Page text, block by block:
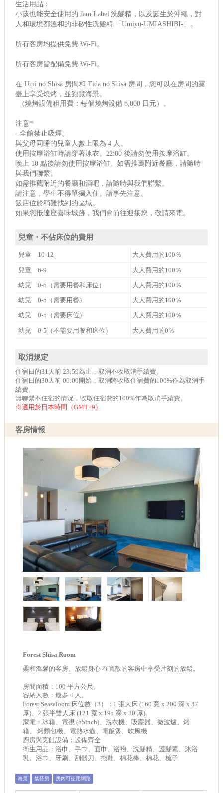
生活用品：
小孩也能安全使用的 Jam Label 洗髮精，以及誕生於沖繩，對
人和環境都溫和的非矽性洗髮精 「Umiyu-UMIASHIBI-」。
所有客房均提供免費 Wi-Fi。
所有客房皆配備免費 Wi-Fi。
在 Umi no Shisa 房間和 Tida no Shisa 房間，您可以在房間的露
臺上享受燒烤，並飽覽海景。
(燒烤設備租用費：每個燒烤設備 8,000 日元）。
注意*
- 全館禁止吸煙。
與父母同睡的兒童人數上限為 4 人。
使用按摩浴缸時請穿著泳衣。22:00 後請勿使用按摩浴缸。
晚上 10 點後請勿使用按摩浴缸。如需推薦附近餐廳，請隨時
與我們聯繫。
如需推薦附近的餐廳和酒吧，請隨時與我們聯繫。
請注意，學生不得單獨入住。請事先注意。
飯店位於稍難找到的區域。
如果您抵達座喜味城跡，我們會前往迎接您，敬請來電。
兒童・不佔床位的費用
兒童 10-12 大人費用的100％
兒童 6-9 大人費用的100％
幼兒 0-5（需要用餐和床位） 大人費用的100％
幼兒 0-5（需要用餐） 大人費用的100％
幼兒 0-5（需要床位） 大人費用的100％
幼兒 0-5（不需要用餐和床位） 大人費用的0％
取消規定
住宿日的31天前 23:59為止，取消不收取消手續費。
住宿日的30天前 00:00開始，取消將收取住宿費的100%作為取消手
續費。
無聯繫不住宿的情況，收取住宿費的100%作為取消手續費。
※適用於日本時間（GMT+9）
客房情報
Forest Shisa Room
柔和溫馨的客房。放鬆身心 在寬敞的客房中享受片刻的放鬆。
房間面積：100 平方公尺。
容納人數：最多 4 人。
Forest Seasaloom 床位數（3）：1 張大床 (160 寬 x 200 深 x 37
厚)、2 張半雙人床 (121 寬 x 195 深 x 30 厚)。
家電：冰箱、電視 (55inch)、洗衣機、吸塵器、微波爐、烤
箱、 烤麵包機、電熱水壺、電飯煲、吹風機
廚房與烹飪設備：設備齊全
衛生用品：浴巾、手巾、面巾、浴袍、洗髮精、護髮素、沐浴
乳、浴巾、牙刷、刮鬍刀、拖鞋、棉花棒、棉花、梳子
海景 禁菸房 房內可使用網路